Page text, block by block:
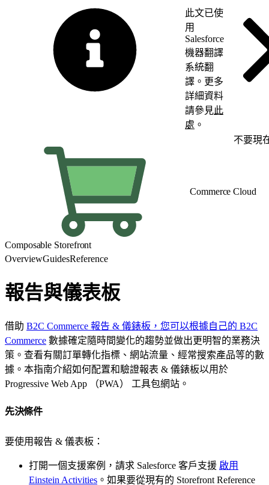
此文已使
用
Salesforce
機器翻譯
系統翻
譯。更多
詳細資料
請參見此
處 。
不要現
Commerce Cloud
Composable Storefront
OverviewGuidesReference
報告與儀表板
借助 B2C Commerce 報告 & 儀錶板，您可以根據自己的 B2C
Commerce 數據確定隨時間變化的趨勢並做出更明智的業務決
策。查看有關訂單轉化指標、網站流量、經常搜索產品等的數
據。本指南介紹如何配置和驗證報表 & 儀錶板以用於
Progressive Web App （PWA） 工具包網站。
先決條件
要使用報告 & 儀表板：
打開一個支援案例，請求 Salesforce 客戶支援 啟用
Einstein Activities 。如果要從現有的 Storefront Reference